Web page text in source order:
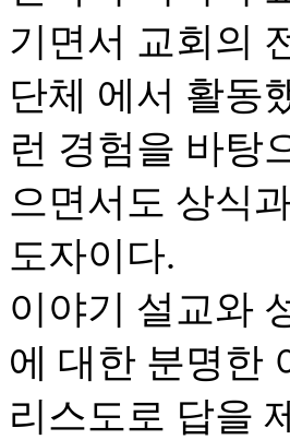
기면서 교회의
단체 에서 활동
런 경험을 바탕
으면서도 상식
도자이다.
이야기 설교와
에 대한 분명한
리스도로 답을